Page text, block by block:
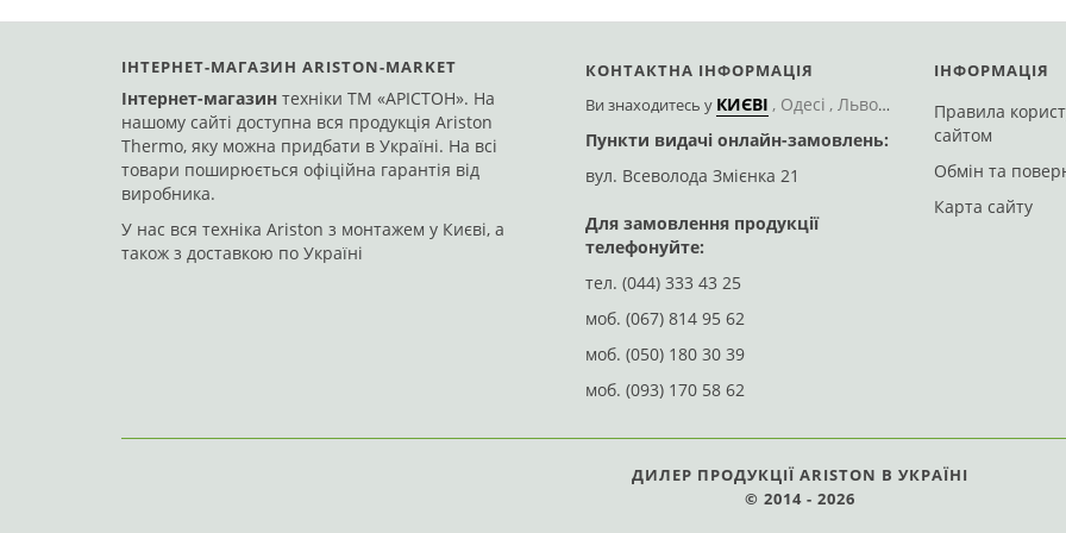
Ariston Alteas X 24 CF NG
Порівняти
Зв`язатися з експертом
Ariston Clas ONE 24
За запитом Код: 219355
ІНТЕРНЕТ-МАГАЗИН ARISTON-MARKET
Інтернет-магазин техніки ТМ «АРІСТОН». На
нашому сайті доступна вся продукція Ariston
Thermo, яку можна придбати в Україні. На всі
товари поширюється офіційна гарантія від
виробника.
У нас вся техніка Ariston з монтажем у Києві, а
також з доставкою по Україні
КОНТАКТНА ІНФОРМАЦІЯ
Ви знаходитесь у КИЄВІ Одесі Львові Херсоні Днепрі
Пункти видачі онлайн-замовлень:
вул. Всеволода Змієнка 21
Доставим Новою
вул. Романа
Для замовлення продукції
телефонуйте:
тел. (044) 333 43 25
моб. (067) 814 95 62
моб. (050) 180 30 39
моб. (093) 170 58 62
ІНФОРМАЦІЯ
Правила
сайтом
Обмін та
Карта сайту
ДИЛЕР ПРОДУКЦІЇ ARISTON В УКРАЇНІ
© 2014 - 2026